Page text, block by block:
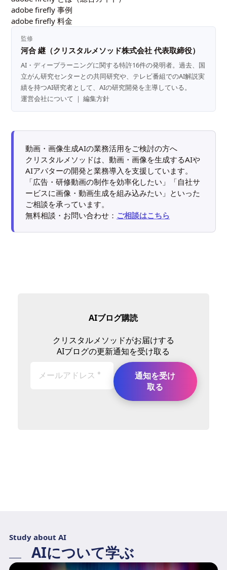
adobe firefly 事例
adobe firefly 料金
監修
河合 継（クリスタルメソッド株式会社 代表取締役）
AI・ディープラーニングに関する特許16件の発明者。過去、国
立がん研究センターとの共同研究や、テレビ番組でのAI解説実
績を持つAI研究者として、AIの研究開発を主導している。
運営会社について ｜編集方針
動画・画像生成AIの業務活用をご検討の方へ
クリスタルメソッドは、動画・画像を生成するAIや
AIアバターの開発と業務導入を支援しています。
「広告・研修動画の制作を効率化したい」「自社サ
ービスに画像・動画生成を組み込みたい」といった
ご相談を承っています。
無料相談・お問い合わせ： ご相談はこちら
AIブログ購読
クリスタルメソッドがお届けする
AIブログの更新通知を受け取る
Study about AI
AIについて学ぶ